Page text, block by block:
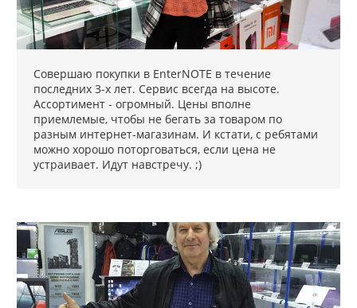
Совершаю покупки в EnterNOTE в течение
последних 3-x лет. Сервис всегда на высоте.
Ассортимент - огромный. Цены вполне
приемлемые, чтобы не бегать за товаром по
разным интернет-магазинам. И кстати, с ребятами
можно хорошо поторговаться, если цена не
устраивает. Идут навстречу. ;)